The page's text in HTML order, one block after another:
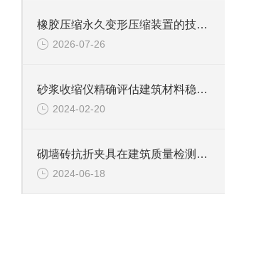
橡胶压缩永久变形压缩装置的技术原理与场景实践
2026-07-26
砂浆收缩仪精确评估建筑材料稳定性
2024-02-20
砌墙砖抗折夹具在建筑质量检测中的关键作用
2024-06-18